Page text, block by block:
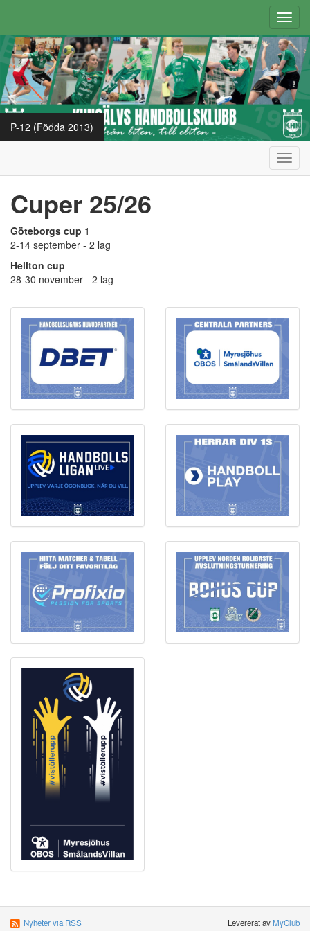
P-12 (Födda 2013)
Cuper 25/26
Göteborgs cup 1
2-14 september - 2 lag
Hellton cup
28-30 november - 2 lag
Nyheter via RSS Levererat avMyClub